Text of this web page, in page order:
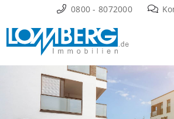
Inhalt
springen
0800 - 8072000